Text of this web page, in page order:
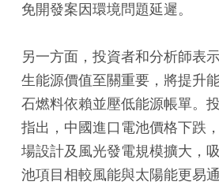
免開發案因環境問題延遲。
另一方面，投資者和分析師表
生能源價值至關重要，將提升
石燃料依賴並壓低能源帳單。
指出，中國進口電池價格下跌
場設計及風光發電規模擴大，
池項目相較風能與太陽能更易